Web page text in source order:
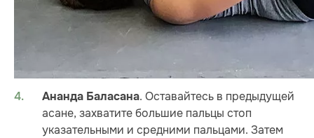
Ананда Баласана. Оставайтесь в предыдущей
асане, захватите большие пальцы стоп
указательными и средними пальцами. Затем